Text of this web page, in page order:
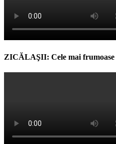
ZICĂLAŞII: Cele mai frumoase